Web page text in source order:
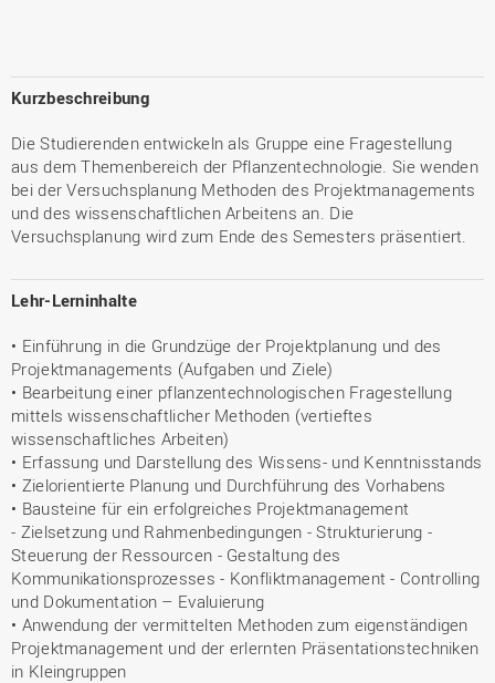
Kurzbeschreibung
Die Studierenden entwickeln als Gruppe eine Fragestellung
aus dem Themenbereich der Pflanzentechnologie. Sie wenden
bei der Versuchsplanung Methoden des Projektmanagements
und des wissenschaftlichen Arbeitens an. Die
Versuchsplanung wird zum Ende des Semesters präsentiert.
Lehr-Lerninhalte
• Einführung in die Grundzüge der Projektplanung und des
Projektmanagements (Aufgaben und Ziele)
• Bearbeitung einer pflanzentechnologischen Fragestellung
mittels wissenschaftlicher Methoden (vertieftes
wissenschaftliches Arbeiten)
• Erfassung und Darstellung des Wissens- und Kenntnisstands
• Zielorientierte Planung und Durchführung des Vorhabens
• Bausteine für ein erfolgreiches Projektmanagement
- Zielsetzung und Rahmenbedingungen - Strukturierung -
Steuerung der Ressourcen - Gestaltung des
Kommunikationsprozesses - Konfliktmanagement - Controlling
und Dokumentation – Evaluierung
• Anwendung der vermittelten Methoden zum eigenständigen
Projektmanagement und der erlernten Präsentationstechniken
in Kleingruppen